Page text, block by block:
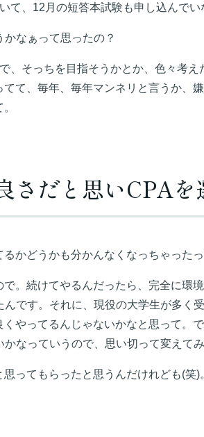
、12月の短答本試験も申し込んでい
なぁって思ったの？
、そっちを目指そうかとか、色々考
て、毎年、毎年マンネリと言うか、
さだと思いCPAを
かどうかも分かんなくなっちゃったっ
。続けてやるんだったら、完全に環
です。それに、現役の大学生が多く
やってるんじゃないかなと思って。
なっていうので、思い切って変えて
ってもらったと思うんだけれども(笑